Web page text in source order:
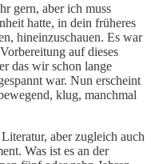
gern, aber ich muss
hatte, in dein früheres
hineinzuschauen. Es war
auf dieses
das wir schon lange
war. Nun erscheint
klug, manchmal
aber zugleich auch
Was ist es an der